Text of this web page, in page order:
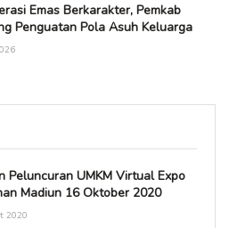
Emas Berkarakter, Pemkab
Penguatan Pola Asuh Keluarga
Peluncuran UMKM Virtual Expo
Madiun 16 Oktober 2020
2020